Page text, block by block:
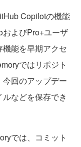
Copilotの機能
よびPro+ユーザ
能を早期アクセ
ではリポジト
回のアップデー
などを保存でき
では、コミット